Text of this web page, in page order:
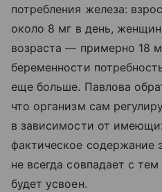
потребления железа:
около 8 мг в день,
возраста — примерно 18
беременности
еще больше. Павлова
что организм сам
в зависимости от
фактическое содержание
не всегда совпадает с
будет усвоен.